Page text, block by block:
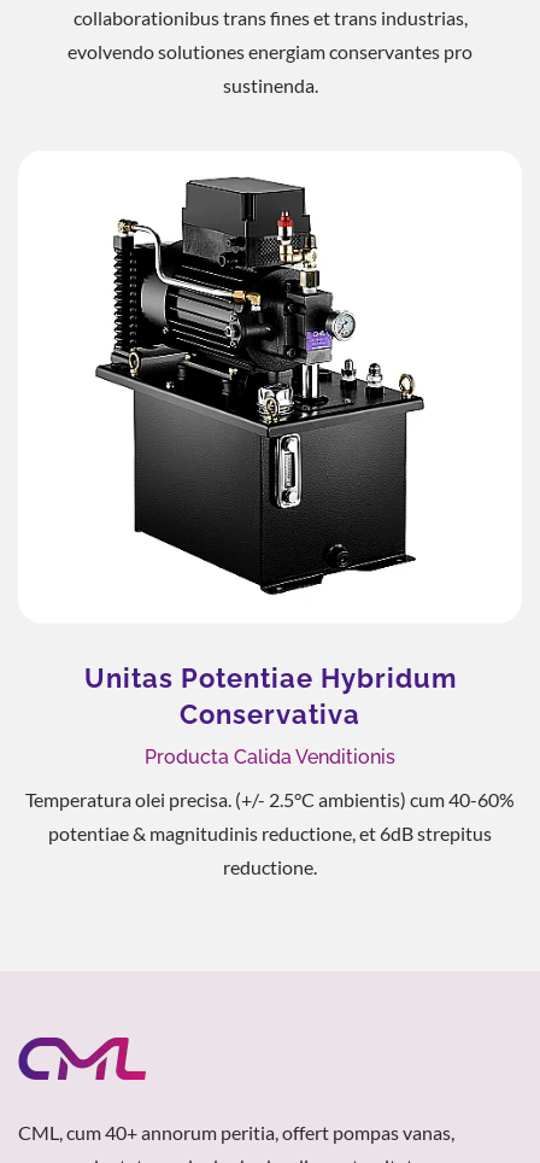
collaborationibus trans fines et trans industrias,
evolvendo solutiones energiam conservantes pro
sustinenda.
Unitas Potentiae Hybridum
Conservativa
Producta Calida Venditionis
Temperatura olei precisa. (+/- 2.5°C ambientis) cum 40-60%
potentiae & magnitudinis reductione, et 6dB strepitus
reductione.
CML, cum 40+ annorum peritia, offert pompas vanas,